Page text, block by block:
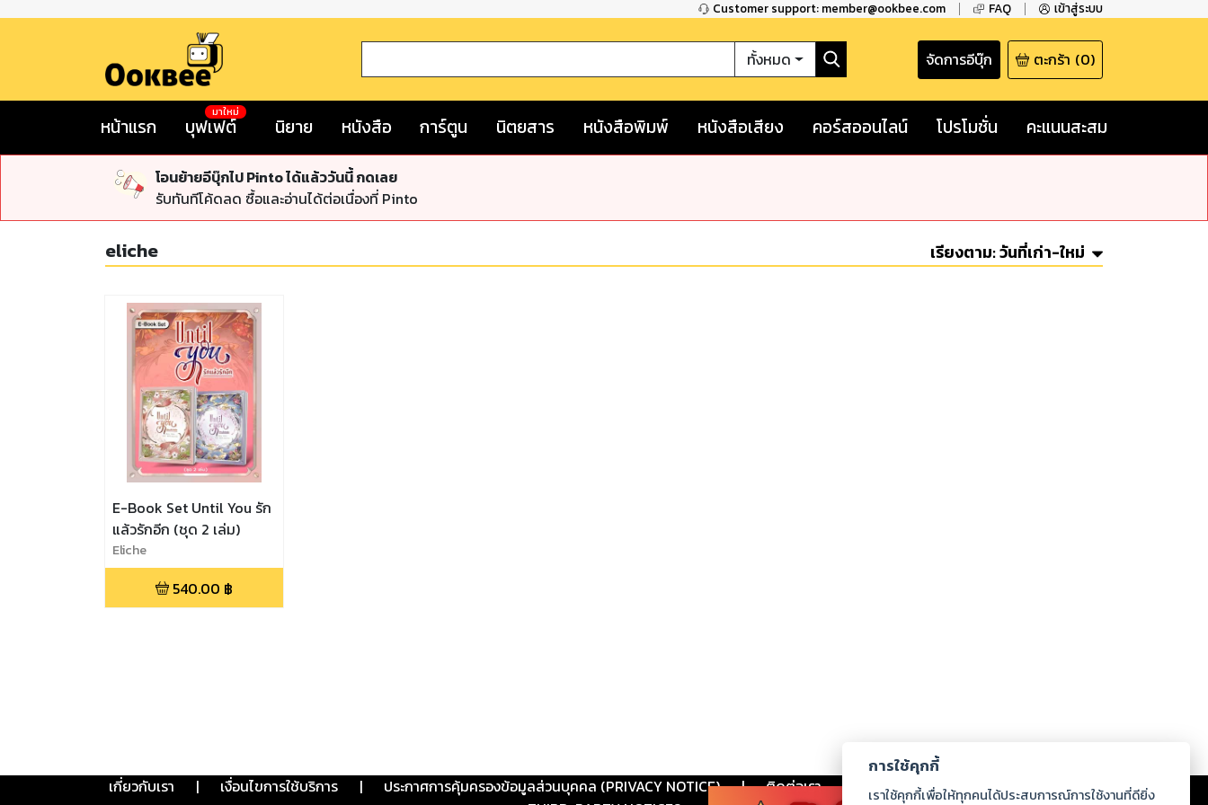
Customer support: member@ookbee.com FAQ เข้าสู่ระบบ
ทั้งหมด จัดการอีบุ๊ก ตะกร้า (0)
หน้าแรก บุฟเฟต์
มาใหม่
นิยาย หนังสือ การ์ตูน นิตยสาร หนังสือพิมพ์ หนังสือเสียง คอร์สออนไลน์ โปรโมชั่น คะแนนสะสม
โอนย้ายอีบุ๊กไป Pinto ได้แล้ววันนี้ กดเลย
รับทันทีโค้ดลด ซื้อและอ่านได้ต่อเนื่องที่ Pinto
eliche เรียงตาม:วันที่เก่า-ใหม่
E-Book Set Until You รัก
แล้วรักอีก (ชุด 2 เล่ม)
Eliche
540.00 ฿
เกี่ยวกับเรา | เงื่อนไขการใช้บริการ | ประกาศการคุ้มครองข้อมูลส่วนบุคคล (PRIVACY NOTICE) | ติดต่อเรา ร่วมงานกับเรา ดาวน์โหลด
การใช้คุกกี้
เราใช้คุกกี้เพื่อให้ทุกคนได้ประสบการณ์การใช้งานที่ดียิ่ง